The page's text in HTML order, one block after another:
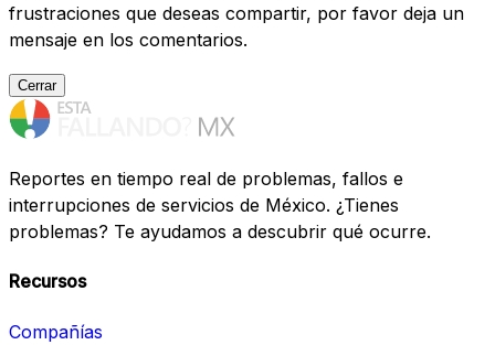
frustraciones que deseas compartir, por favor deja un
mensaje en los comentarios.
Cerrar
Reportes en tiempo real de problemas, fallos e
interrupciones de servicios de México. ¿Tienes
problemas? Te ayudamos a descubrir qué ocurre.
Recursos
Compañías